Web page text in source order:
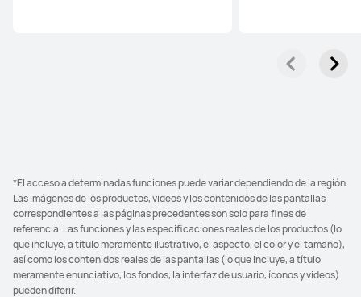
*El acceso a determinadas funciones puede variar dependiendo de la región.
Las imágenes de los productos, videos y los contenidos de las pantallas
correspondientes a las páginas precedentes son solo para fines de
referencia. Las funciones y las especificaciones reales de los productos (lo
que incluye, a título meramente ilustrativo, el aspecto, el color y el tamaño),
así como los contenidos reales de las pantallas (lo que incluye, a título
meramente enunciativo, los fondos, la interfaz de usuario, íconos y videos)
pueden diferir.